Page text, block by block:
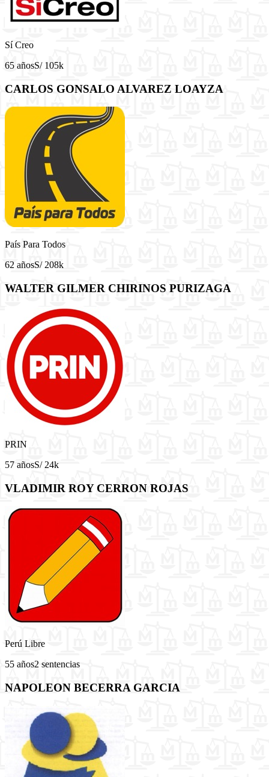
Sí Creo
65 añosS/ 105k
CARLOS GONSALO ALVAREZ LOAYZA
País Para Todos
62 añosS/ 208k
WALTER GILMER CHIRINOS PURIZAGA
PRIN
57 añosS/ 24k
VLADIMIR ROY CERRON ROJAS
Perú Libre
55 años2 sentencias
NAPOLEON BECERRA GARCIA